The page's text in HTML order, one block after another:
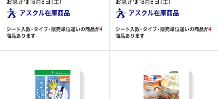
アスクル在庫商品
シート入数・タイプ・販売単位違いの商品が4
商品あります
アスクル在庫商品
シート入数・タイプ・販売単位違いの商品が4
商品あります